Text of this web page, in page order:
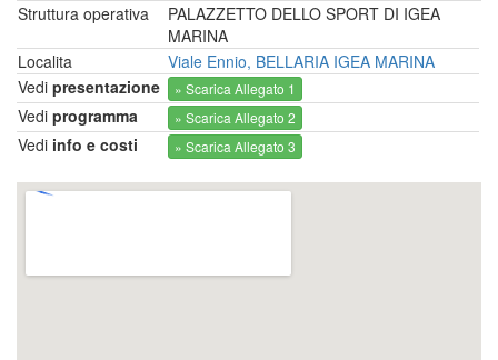
Struttura operativa
PALAZZETTO DELLO SPORT DI IGEA
MARINA
Localita
Viale Ennio, BELLARIA IGEA MARINA
Vedi presentazione » Scarica Allegato 1
Vedi programma » Scarica Allegato 2
Vedi info e costi » Scarica Allegato 3